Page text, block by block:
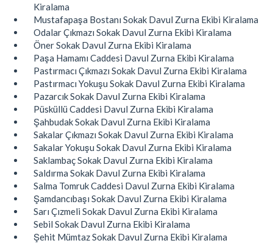
Kiralama
Mustafapaşa Bostanı Sokak Davul Zurna Ekibi Kiralama
Odalar Çıkmazı Sokak Davul Zurna Ekibi Kiralama
Öner Sokak Davul Zurna Ekibi Kiralama
Paşa Hamamı Caddesi Davul Zurna Ekibi Kiralama
Pastırmacı Çıkmazı Sokak Davul Zurna Ekibi Kiralama
Pastırmacı Yokuşu Sokak Davul Zurna Ekibi Kiralama
Pazarcık Sokak Davul Zurna Ekibi Kiralama
Püsküllü Caddesi Davul Zurna Ekibi Kiralama
Şahbudak Sokak Davul Zurna Ekibi Kiralama
Sakalar Çıkmazı Sokak Davul Zurna Ekibi Kiralama
Sakalar Yokuşu Sokak Davul Zurna Ekibi Kiralama
Saklambaç Sokak Davul Zurna Ekibi Kiralama
Saldırma Sokak Davul Zurna Ekibi Kiralama
Salma Tomruk Caddesi Davul Zurna Ekibi Kiralama
Şamdancıbaşı Sokak Davul Zurna Ekibi Kiralama
Sarı Çızmeli Sokak Davul Zurna Ekibi Kiralama
Sebil Sokak Davul Zurna Ekibi Kiralama
Şehit Mümtaz Sokak Davul Zurna Ekibi Kiralama